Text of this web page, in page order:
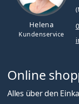
Helena
Kundenservice
Online
Alles über den